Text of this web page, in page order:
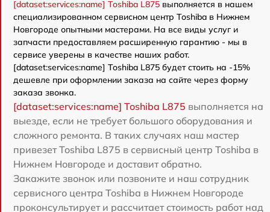
[dataset:services:name] Toshiba L875 выполняется в нашем
специализированном сервисном центр Toshiba в Нижнем
Новгороде опытными мастерами. На все виды услуг и
запчасти предоставляем расширенную гарантию - мы в
сервисе уверены в качестве наших работ.
[dataset:services:name] Toshiba L875 будет стоить на -15%
дешевле при оформлении заказа на сайте через форму
заказа звонка.
[dataset:services:name] Toshiba L875 выполняется на
выезде, если не требует большого оборудования и
сложного ремонта. В таких случаях наш мастер
привезет Toshiba L875 в сервисный центр Toshiba в
Нижнем Новгороде и доставит обратно.
Закажите звонок или позвоните и наш сотрудник
сервисного центра Toshiba в Нижнем Новгороде
проконсультирует и рассчитает стоимость работ над